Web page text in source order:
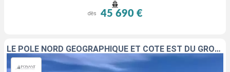
dès 45 690 €
LE PÔLE NORD GÉOGRAPHIQUE ET CÔTE EST DU GROENLAND